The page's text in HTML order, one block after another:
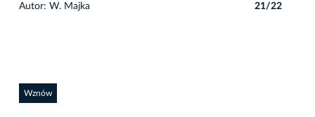
Autor: W. Majka 21/22
Wznów